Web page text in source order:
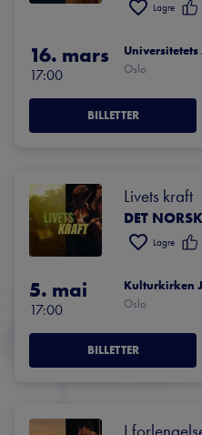
Lagre
16. mars
17:00
Oslo
BILLETTER
Livets kraft
DET
Lagre
5. mai
17:00
Kulturkirken
Oslo
BILLETTER